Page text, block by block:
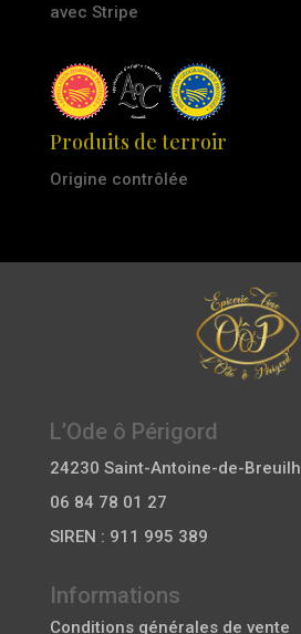
avec Stripe
Produits de terroir
Origine contrôlée
L’Ode ô Périgord
24230 Saint-Antoine-de-Breuilh
06 84 78 01 27
SIREN : 911 995 389
Informations
Conditions générales de vente